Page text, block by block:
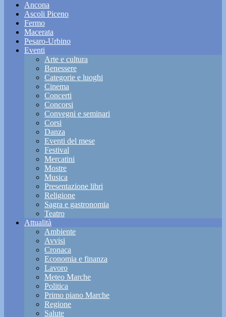
Ancona
Ascoli Piceno
Fermo
Macerata
Pesaro-Urbino
Eventi
Arte e cultura
Benessere
Categorie e luoghi
Cinema
Concerti
Concorsi
Convegni e seminari
Corsi
Danza
Eventi del mese
Festival
Mercatini
Mostre
Musica
Presentazione libri
Religione
Sagra e gastronomia
Teatro
Attualità
Ambiente
Avvisi
Cronaca
Economia e finanza
Lavoro
Meteo Marche
Politica
Primo piano Marche
Regione
Salute